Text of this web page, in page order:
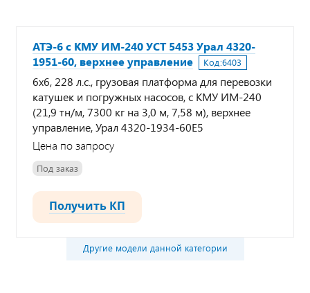
АТЭ-6 с КМУ ИМ-240 УСТ 5453 Урал 4320-
1951-60, верхнее управление
Код:6403
6х6, 228 л.с., грузовая платформа для перевозки
катушек и погружных насосов, с КМУ ИМ-240
(21,9 тн/м, 7300 кг на 3,0 м, 7,58 м), верхнее
управление, Урал 4320-1934-60Е5
Цена по запросу
Под заказ
Получить КП
Другие модели данной категории